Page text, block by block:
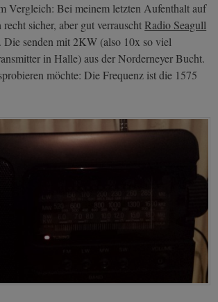
Vergleich: Bei meinem letzten Aufenthalt auf
sicher, aber gut verrauschtRadio Seagull
. Die senden mit 2KW (also 10x so viel
in Halle) aus der Norderneyer Bucht.
möchte: Die Frequenz ist die 1575